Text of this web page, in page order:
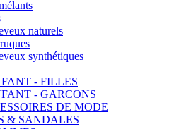
naturels
synthétiques
- FILLES
- GARCONS
DE MODE
& SANDALES